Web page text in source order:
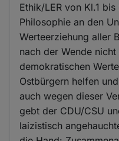
Ethik/LER von Kl.1
Philosophie an den
Werteerziehung aller
nach der Wende
demokratischen
Ostbürgern helfen
auch wegen dieser
gebt der CDU/CSU
laizistisch